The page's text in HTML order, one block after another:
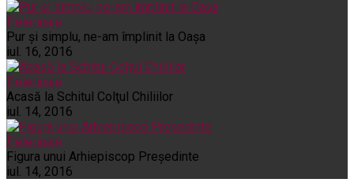
Pelerinaje
Pur şi simplu, ne-am împlinit la Oaşa
iul. 16, 2016
Pelerinaje
Acasă la Schitul Colţul Chiliilor
iul. 14, 2016
Pelerinaje
Figura unui Arhiepiscop Preşedinte
iul. 14, 2016